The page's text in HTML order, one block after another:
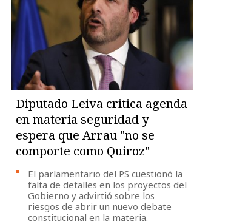
Diputado Leiva critica agenda
en materia seguridad y
espera que Arrau "no se
comporte como Quiroz"
El parlamentario del PS cuestionó la
falta de detalles en los proyectos del
Gobierno y advirtió sobre los
riesgos de abrir un nuevo debate
constitucional en la materia.